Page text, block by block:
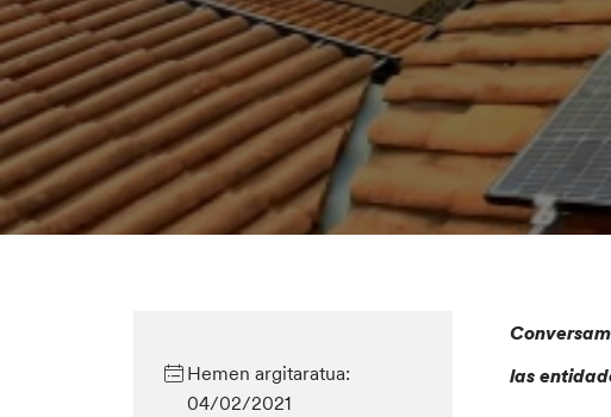
Hemen argitaratua:
04/02/2021
las